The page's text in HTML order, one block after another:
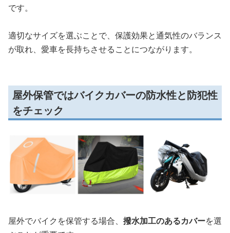
です。
適切なサイズを選ぶことで、保護効果と通気性のバランス
が取れ、愛車を長持ちさせることにつながります。
屋外保管ではバイクカバーの防水性と防犯性
をチェック
屋外でバイクを保管する場合、 撥水加工のあるカバーを選